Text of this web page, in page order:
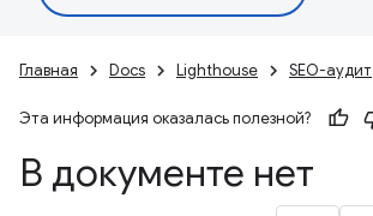
Главная Docs Lighthouse SEO-аудит
Эта информация оказалась полезной?
В документе нет